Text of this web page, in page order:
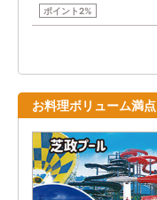
ポイント2%
お料理ボリューム満